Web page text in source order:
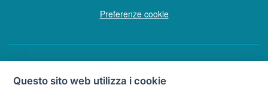
Preferenze cookie
Copyright © Tutti i diritti sono riservati
Questo sito web utilizza i cookie